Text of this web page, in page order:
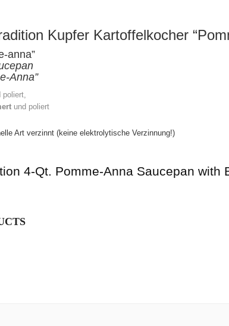
Kupfer Kartoffelkocher
anna”
Anna”
poliert,
und poliert
Art verzinnt (keine elektrolytische Verzinnung!)
4-Qt. Pomme-Anna Saucepan with